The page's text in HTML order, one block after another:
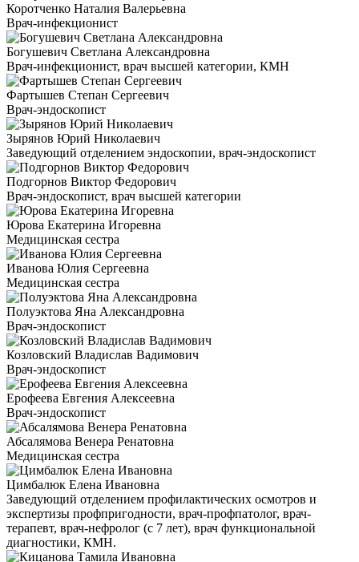
Коротченко Наталия Валерьевна
Врач-инфекционист
Богушевич Светлана Александровна
Врач-инфекционист, врач высшей категории, КМН
Фартышев Степан Сергеевич
Врач-эндоскопист
Зырянов Юрий Николаевич
Заведующий отделением эндоскопии, врач-эндоскопист
Подгорнов Виктор Федорович
Врач-эндоскопист, врач высшей категории
Юрова Екатерина Игоревна
Медицинская сестра
Иванова Юлия Сергеевна
Медицинская сестра
Полуэктова Яна Александровна
Врач-эндоскопист
Козловский Владислав Вадимович
Врач-эндоскопист
Ерофеева Евгения Алексеевна
Врач-эндоскопист
Абсалямова Венера Ренатовна
Медицинская сестра
Цимбалюк Елена Ивановна
Заведующий отделением профилактических осмотров и
экспертизы профпригодности, врач-профпатолог, врач-
терапевт, врач-нефролог (с 7 лет), врач функциональной
диагностики, КМН.